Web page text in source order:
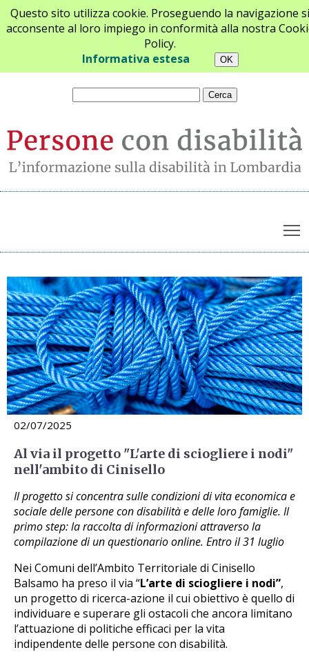
Questo sito utilizza cookie. Proseguendo la navigazione si
acconsente al loro impiego in conformità alla nostra
Policy.
Informativa estesa
Chi siamo Newsletter Contatti
Archivio notizie
02/07/2025
Al via il progetto "L'arte di sciogliere i nodi"
nell'ambito di Cinisello
Il progetto si concentra sulle condizioni di vita economica e
sociale delle persone con disabilità e delle loro famiglie. Il
primo step: la raccolta di informazioni attraverso la
compilazione di un questionario online. Entro il 31 luglio
Nei Comuni dell’Ambito Territoriale di Cinisello
Balsamo ha preso il via “L’arte di sciogliere i nodi”,
un progetto di ricerca-azione il cui obiettivo è quello di
individuare e superare gli ostacoli che ancora limitano
l’attuazione di politiche efficaci per la vita
indipendente delle persone con disabilità.